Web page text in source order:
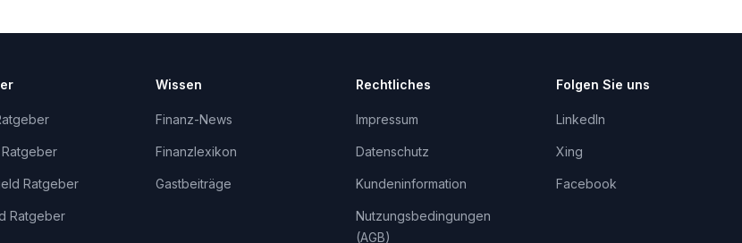
Ratgeber
Ratgeber
Wissen
Finanz-News
Finanzlexikon
Gastbeiträge
Rechtliches
Impressum
Datenschutz
Kundeninformation
Nutzungsbedingungen
(AGB)
Folgen Sie uns
LinkedIn
Xing
Facebook